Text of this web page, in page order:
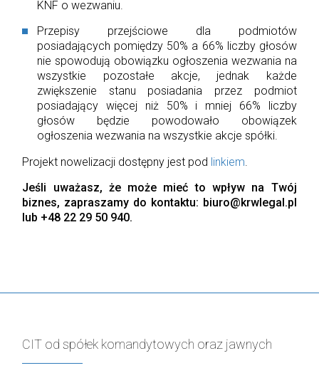
KNF o wezwaniu.
Przepisy przejściowe dla podmiotów
posiadających pomiędzy 50% a 66% liczby głosów
nie spowodują obowiązku ogłoszenia wezwania na
wszystkie pozostałe akcje, jednak każde
zwiększenie stanu posiadania przez podmiot
posiadający więcej niż 50% i mniej 66% liczby
głosów będzie powodowało obowiązek
ogłoszenia wezwania na wszystkie akcje spółki.
Projekt nowelizacji dostępny jest pod linkiem.
Jeśli uważasz, że może mieć to wpływ na Twój
biznes, zapraszamy do kontaktu: biuro@krwlegal.pl
lub +48 22 29 50 940.
CIT od spółek komandytowych oraz jawnych